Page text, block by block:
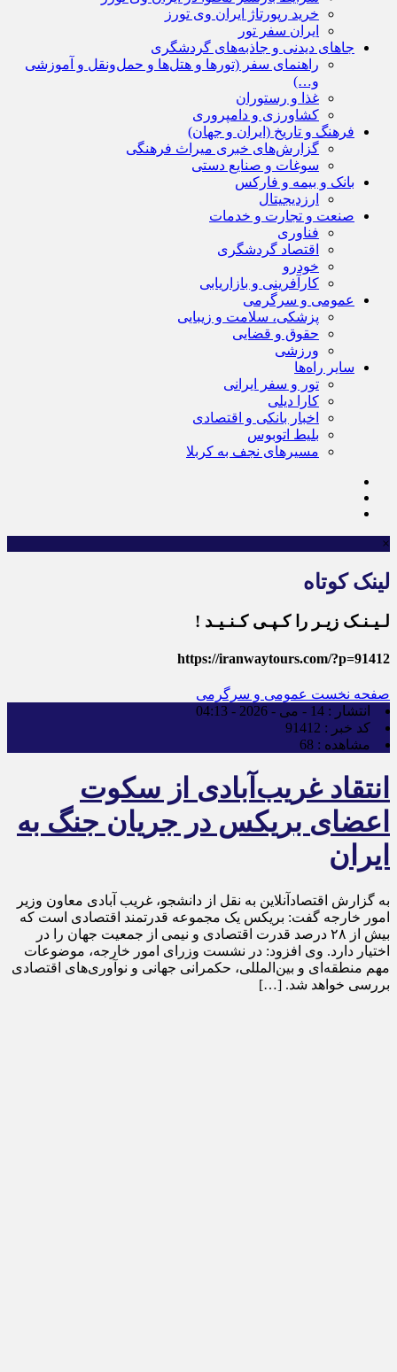
خرید رپورتاژ ایران وی تورز
ایران سفر تور
جاهای دیدنی و جاذبه‌های گردشگری
راهنمای سفر (تورها و هتل‌ها و حمل‌و‌نقل و آموزشی
و…)
غذا و رستوران
کشاورزی و دامپروری
فرهنگ و تاریخ (ایران و جهان)
گزارش‌های خبری میراث فرهنگی
سوغات و صنایع دستی
بانک و بیمه و فارکس
ارزدیجیتال
صنعت و تجارت و خدمات
فناوری
اقتصاد گردشگری
خودرو
کارآفرینی و بازاریابی
عمومی و سرگرمی
پزشکی، سلامت و زیبایی
حقوق و قضایی
ورزشی
سایر راه‌ها
تور و سفر ایرانی
کارا دیلی
اخبار بانکی و اقتصادی
بلیط اتوبوس
مسیرهای نجف به کربلا
×
لینک کوتاه
لـیـنـک زیـر را کـپـی کـنـیـد !
https://iranwaytours.com/?p=91412
صفحه نخست عمومی و سرگرمی
انتشار : 14 - می - 2026 - 04:13
کد خبر : 91412
مشاهده : 68
انتقاد غریب‌آبادی از سکوت
اعضای بریکس در جریان جنگ به
ایران
به گزارش اقتصادآنلاین به نقل از دانشجو، غریب آبادی معاون وزیر
امور خارجه گفت: بریکس یک مجموعه قدرتمند اقتصادی است که
بیش از ۲۸ درصد قدرت اقتصادی و نیمی از جمعیت جهان را در
اختیار دارد. وی افزود: در نشست وزرای امور خارجه، موضوعات
مهم منطقه‌ای و بین‌المللی، حکمرانی جهانی و نوآوری‌های اقتصادی
بررسی خواهد شد. […]